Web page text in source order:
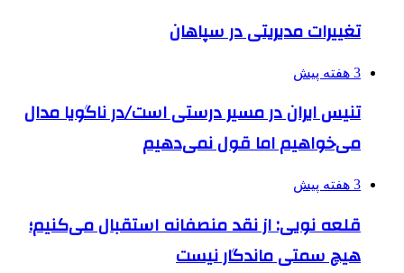
تغییرات مدیریتی در سپاهان
3 هفته پیش
تنیس ایران در مسیر درستی است/در ناگویا مدال
می‌خواهیم اما قول نمی‌دهیم
3 هفته پیش
قلعه نویی: از نقد منصفانه استقبال می‌کنیم؛
هیچ سمتی ماندگار نیست